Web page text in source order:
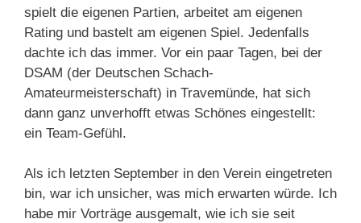
spielt die eigenen Partien, arbeitet am eigenen
Rating und bastelt am eigenen Spiel. Jedenfalls
dachte ich das immer. Vor ein paar Tagen, bei der
DSAM (der Deutschen Schach-
Amateurmeisterschaft) in Travemünde, hat sich
dann ganz unverhofft etwas Schönes eingestellt:
ein Team-Gefühl.
Als ich letzten September in den Verein eingetreten
bin, war ich unsicher, was mich erwarten würde. Ich
habe mir Vorträge ausgemalt, wie ich sie seit